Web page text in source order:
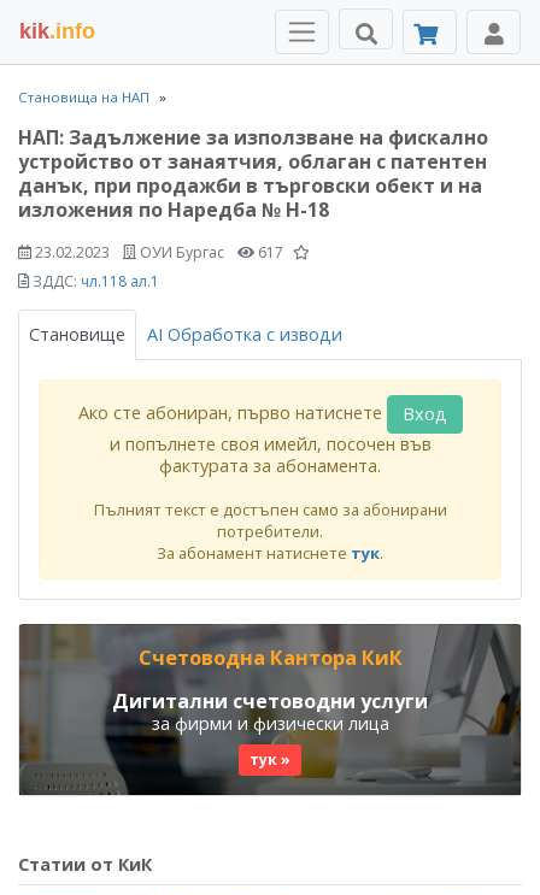
kik.info
Становища на НАП
НАП: Задължение за използване на фискално
устройство от занаятчия, облаган с патентен
данък, при продажби в търговски обект и на
изложения по Наредба № Н-18
23.02.2023 ОУИ Бургас
617
ЗДДС: чл.118 ал.1
Становище AI Обработка с изводи
Ако сте абониран, първо натиснете
Вход
и попълнете своя имейл, посочен във
фактурата за абонамента.
Пълният текст е достъпен само за абонирани
потребители.
За абонамент натиснете тук.
Счетоводна Кантора КиК
Дигитални счетоводни услуги
за фирми и физически лица
тук »
Статии от КиК